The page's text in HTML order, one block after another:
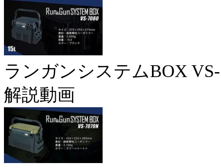
ランガンシステムBOX
解説動画